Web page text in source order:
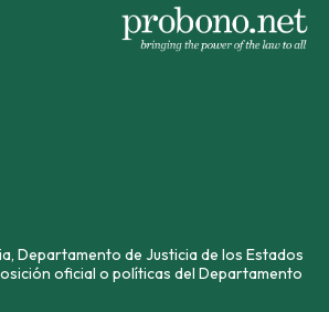
Departamento de Justicia de los Estados
oficial o políticas del Departamento